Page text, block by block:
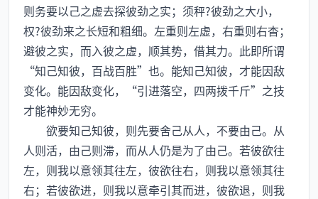
则务要以己之虚去探彼劲之实；须秤?彼劲之大小，
权?彼劲来之长短和粗细。左重则左虚，右重则右杳；
避彼之实，而入彼之虚，顺其势，借其力。此即所谓
“知己知彼，百战百胜”也。能知己知彼，才能因敌
变化。能因敌变化，“引进落空，四两拨千斤”之技
才能神妙无穷。
欲要知己知彼，则先要舍己从人，不要由己。从
人则活，由己则滞，而从人仍是为了由己。若彼欲往
左，则我以意领其往左，彼欲往右，则我以意领其往
右；若彼欲进，则我以意牵引其而进，彼欲退，则我